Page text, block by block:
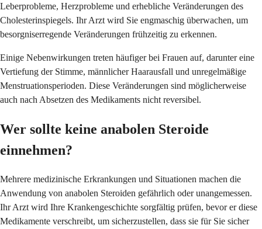
Leberprobleme, Herzprobleme und erhebliche Veränderungen des
Cholesterinspiegels. Ihr Arzt wird Sie engmaschig überwachen, um
besorgniserregende Veränderungen frühzeitig zu erkennen.
Einige Nebenwirkungen treten häufiger bei Frauen auf, darunter eine
Vertiefung der Stimme, männlicher Haarausfall und unregelmäßige
Menstruationsperioden. Diese Veränderungen sind möglicherweise
auch nach Absetzen des Medikaments nicht reversibel.
Wer sollte keine anabolen Steroide
einnehmen?
Mehrere medizinische Erkrankungen und Situationen machen die
Anwendung von anabolen Steroiden gefährlich oder unangemessen.
Ihr Arzt wird Ihre Krankengeschichte sorgfältig prüfen, bevor er diese
Medikamente verschreibt, um sicherzustellen, dass sie für Sie sicher